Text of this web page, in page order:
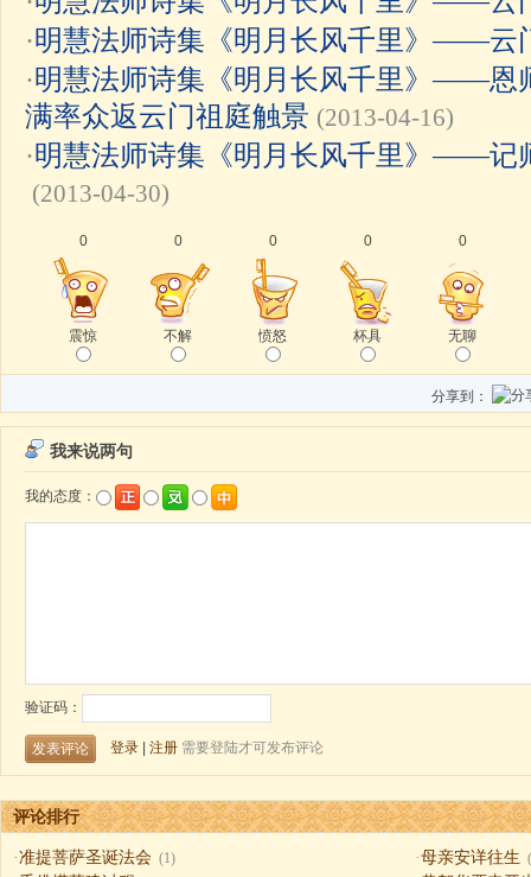
·明慧法师诗集《明月长风千里》——云
·明慧法师诗集《明月长风千里》——恩
满率众返云门祖庭触景 (2013-04-16)
·明慧法师诗集《明月长风千里》——记
(2013-04-30)
0
震惊
0
不解
0
愤怒
0
杯具
0
无聊
分享到：
评论排行
·准提菩萨圣诞法会 (1) ·母亲安详往生